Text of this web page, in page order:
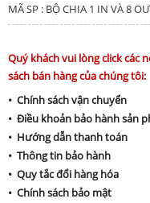
MÃ SP : BỘ CHIA 1 IN VÀ 8
Quý khách vui lòng click các
sách bán hàng của chúng tôi:
• Chính sách vận chuyển
• Điều khoản bảo hành sản
• Hướng dẫn thanh toán
• Thông tin bảo hành
• Quy tắc đổi hàng hóa
• Chính sách bảo mật